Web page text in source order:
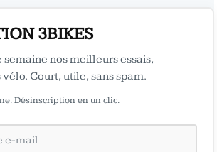
3BIKES
semaine nos meilleurs essais,
Court, utile, sans spam.
Désinscription en un clic.